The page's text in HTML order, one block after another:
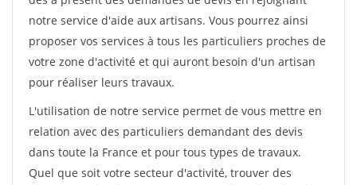
notre service d'aide aux artisans. Vous pourrez ainsi
proposer vos services à tous les particuliers proches de
votre zone d'activité et qui auront besoin d'un artisan
pour réaliser leurs travaux.
L'utilisation de notre service permet de vous mettre en
relation avec des particuliers demandant des devis
dans toute la France et pour tous types de travaux.
Quel que soit votre secteur d'activité, trouver des